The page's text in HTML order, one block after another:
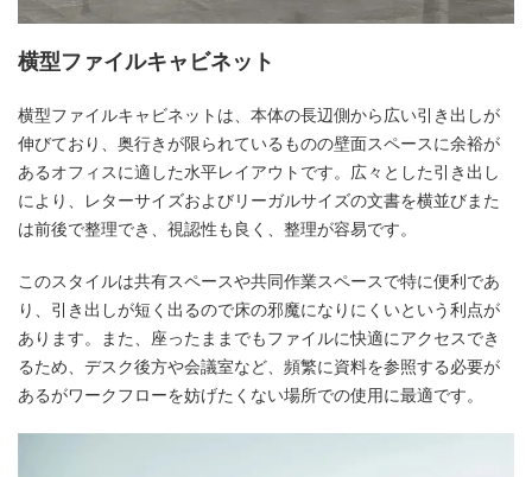
横型ファイルキャビネット
横型ファイルキャビネットは、本体の長辺側から広い引き出しが
伸びており、奥行きが限られているものの壁面スペースに余裕が
あるオフィスに適した水平レイアウトです。広々とした引き出し
により、レターサイズおよびリーガルサイズの文書を横並びまた
は前後で整理でき、視認性も良く、整理が容易です。
このスタイルは共有スペースや共同作業スペースで特に便利であ
り、引き出しが短く出るので床の邪魔になりにくいという利点が
あります。また、座ったままでもファイルに快適にアクセスでき
るため、デスク後方や会議室など、頻繁に資料を参照する必要が
あるがワークフローを妨げたくない場所での使用に最適です。